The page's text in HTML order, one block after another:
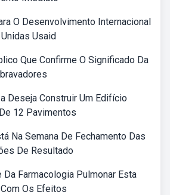
O Desenvolvimento Internacional
Usaid
Que Confirme O Significado Da
Deseja Construir Um Edifício
12 Pavimentos
Na Semana De Fechamento Das
De Resultado
Da Farmacologia Pulmonar Esta
Os Efeitos